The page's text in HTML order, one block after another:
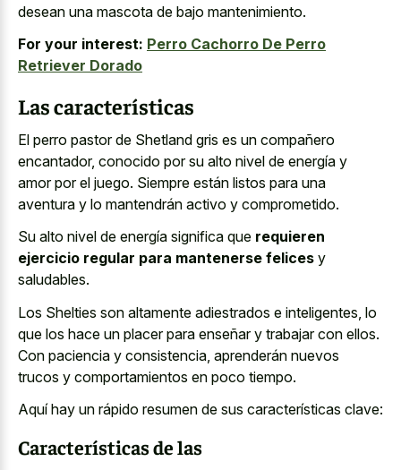
desean una mascota de bajo mantenimiento.
For your interest: Perro Cachorro De Perro
Retriever Dorado
Las características
El perro pastor de Shetland gris es un compañero
encantador, conocido por su alto nivel de energía y
amor por el juego. Siempre están listos para una
aventura y lo mantendrán activo y comprometido.
Su alto nivel de energía significa que requieren
ejercicio regular para mantenerse felices y
saludables.
Los Shelties son altamente adiestrados e inteligentes, lo
que los hace un placer para enseñar y trabajar con ellos.
Con paciencia y consistencia, aprenderán nuevos
trucos y comportamientos en poco tiempo.
Aquí hay un rápido resumen de sus características clave:
Características de las